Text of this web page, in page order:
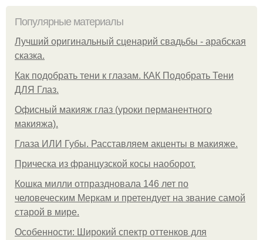
Популярные материалы
Лучший оригинальный сценарий свадьбы - арабская
сказка.
Как подобрать тени к глазам. КАК Подобрать Тени
ДЛЯ Глаз.
Офисный макияж глаз (уроки перманентного
макияжа).
Глаза ИЛИ Губы. Расставляем акценты в макияже.
Прическа из французской косы наоборот.
Кошка милли отпраздновала 146 лет по
человеческим Меркам и претендует на звание самой
старой в мире.
Особенности: Широкий спектр оттенков для